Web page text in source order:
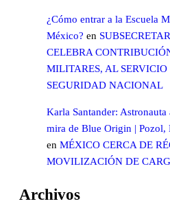
¿Cómo entrar a la Escuela
México? en
CELEBRA
MILITARES, AL
SEGURIDAD NACIONAL
Karla Santander: Astronauta
mira de Blue Origin |
en MÉXICO CERCA DE
MOVILIZACIÓN DE
Archivos